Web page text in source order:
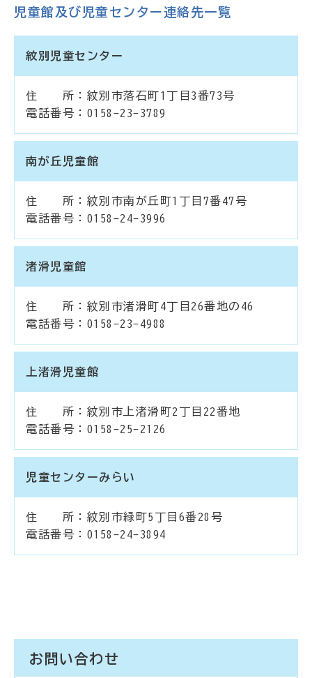
児童館及び児童センター連絡先一覧
紋別児童センター
住 所：紋別市落石町1丁目3番73号
電話番号：0158-23-3789
南が丘児童館
住 所：紋別市南が丘町1丁目7番47号
電話番号：0158-24-3996
渚滑児童館
住 所：紋別市渚滑町4丁目26番地の46
電話番号：0158-23-4988
上渚滑児童館
住 所：紋別市上渚滑町2丁目22番地
電話番号：0158-25-2126
児童センターみらい
住 所：紋別市緑町5丁目6番28号
電話番号：0158-24-3894
お問い合わせ